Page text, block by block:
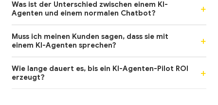
Was ist der Unterschied zwischen einem KI-
Agenten und einem normalen Chatbot?
Muss ich meinen Kunden sagen, dass sie mit
einem KI-Agenten sprechen?
Wie lange dauert es, bis ein KI-Agenten-Pilot ROI
erzeugt?